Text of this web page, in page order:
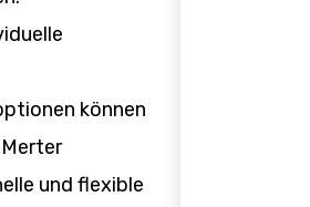
können
und flexible